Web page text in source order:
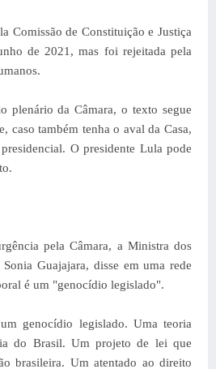
Comissão de Constituição e Justiça
de 2021, mas foi rejeitada pela
plenário da Câmara, o texto segue
caso também tenha o aval da Casa,
O presidente Lula pode
pela Câmara, a Ministra dos
Guajajara, disse em uma rede
é um "genocídio legislado".
genocídio legislado. Uma teoria
do Brasil. Um projeto de lei que
brasileira. Um atentado ao direito